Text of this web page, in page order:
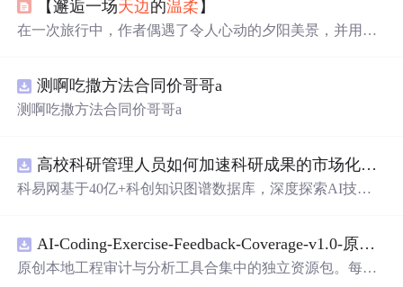
【邂逅一场天边的温柔 】
在一次旅行中，作者偶遇了令人心动的夕阳美景，并用手
张照片，作者希望读者能在忙碌中发现
测啊吃撒方法合同价哥哥a
测啊吃撒方法合同价哥哥a
高校科研管理人员如何加速科研成果的市场化转化？.docx
科易网基于40亿+科创知识图谱数据库，深度探索AI技术
新领域的AI+数智化解决方案，推动科技创新与产业创新
智能化发展。
AI-Coding-Exercise-Feedback-Coverage-v1.0-原创源码与文档.zip
原创本地工程审计与分析工具合集中的独立资源包。每个